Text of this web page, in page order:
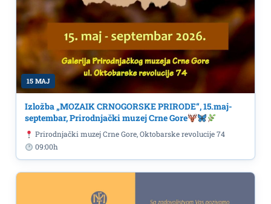
15 MAJ
Izložba „MOZAIK CRNOGORSKE PRIRODE“, 15.maj-
septembar, Prirodnjački muzej Crne Gore
Prirodnjački muzej Crne Gore, Oktobarske revolucije 74
09:00h